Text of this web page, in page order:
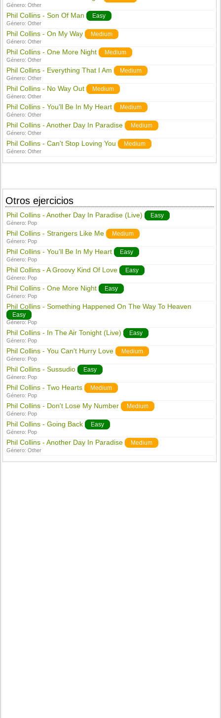
Género:Other
Phil Collins - Son Of Man Easy
Género:Other
Phil Collins - On My Way Medium
Género:Other
Phil Collins - One More Night Medium
Género:Other
Phil Collins - Everything That I Am Medium
Género:Other
Phil Collins - No Way Out Medium
Género:Other
Phil Collins - You'll Be In My Heart Medium
Género:Other
Phil Collins - Another Day In Paradise Medium
Género:Other
Phil Collins - Can't Stop Loving You Medium
Género:Other
Otros ejercicios
Phil Collins - Another Day In Paradise (Live) Easy
Género: Pop
Phil Collins - Strangers Like Me Medium
Género: Pop
Phil Collins - You'll Be In My Heart Easy
Género: Pop
Phil Collins - A Groovy Kind Of Love Easy
Género: Pop
Phil Collins - One More Night Easy
Género: Pop
Phil Collins - Something Happened On The Way To Heaven
Easy
Género: Pop
Phil Collins - In The Air Tonight (Live) Easy
Género: Pop
Phil Collins - You Can't Hurry Love Medium
Género: Pop
Phil Collins - Sussudio Easy
Género: Pop
Phil Collins - Two Hearts Medium
Género: Pop
Phil Collins - Don't Lose My Number Medium
Género: Pop
Phil Collins - Going Back Easy
Género: Pop
Phil Collins - Another Day In Paradise Medium
Género:Other